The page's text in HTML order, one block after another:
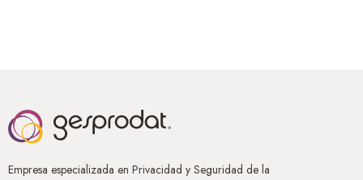
Empresa especializada en Privacidad y Seguridad de la